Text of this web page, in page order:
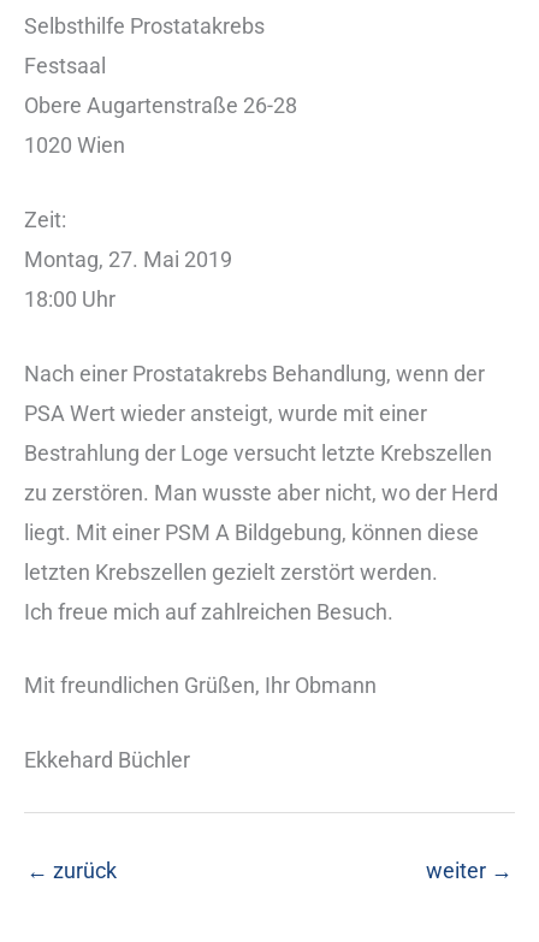
Selbsthilfe Prostatakrebs
Festsaal
Obere Augartenstraße 26-28
1020 Wien
Zeit:
Montag, 27. Mai 2019
18:00 Uhr
Nach einer Prostatakrebs Behandlung, wenn der
PSA Wert wieder ansteigt, wurde mit einer
Bestrahlung der Loge versucht letzte Krebszellen
zu zerstören. Man wusste aber nicht, wo der Herd
liegt. Mit einer PSM A Bildgebung, können diese
letzten Krebszellen gezielt zerstört werden.
Ich freue mich auf zahlreichen Besuch.
Mit freundlichen Grüßen, Ihr Obmann
Ekkehard Büchler
← zurück weiter →